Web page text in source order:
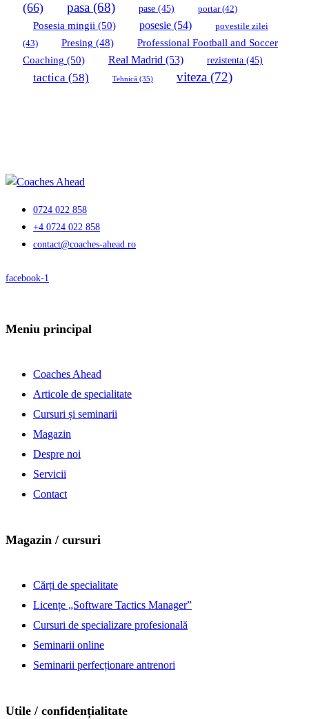
(66) pasa (68) pase (45) portar(42)
Posesia mingii (50) posesie (54)
povestile zilei
(43)
Presing (48)
Professional Football and Soccer
Coaching (50) Real Madrid (53) rezistenta (45)
tactica (58) Tehnică (35) viteza (72)
0724 022 858
+4 0724 022 858
contact@coaches-ahead.ro
facebook-1
Meniu principal
Coaches Ahead
Articole de specialitate
Cursuri și seminarii
Magazin
Despre noi
Servicii
Contact
Magazin / cursuri
Cărți de specialitate
Licențe „Software Tactics Manager”
Cursuri de specializare profesională
Seminarii online
Seminarii perfecționare antrenori
Utile / confidențialitate